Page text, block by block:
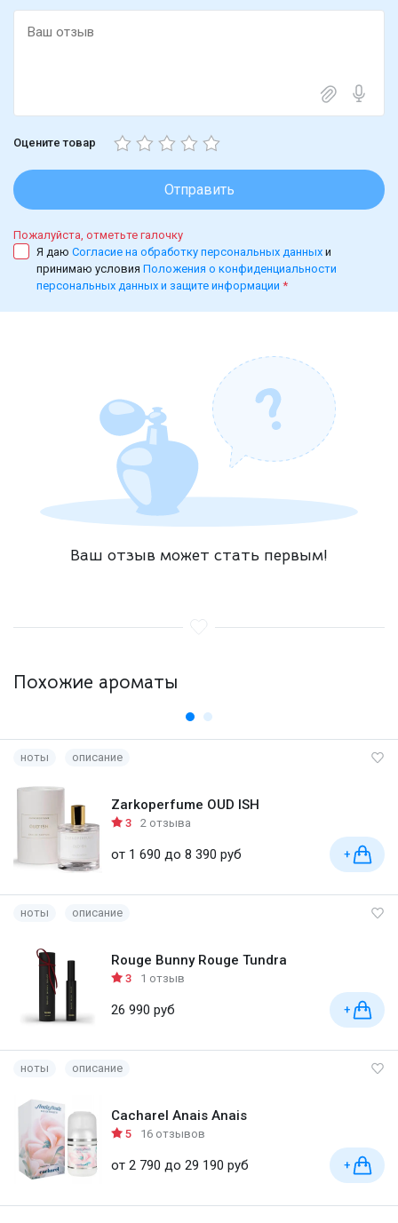
Оцените товар
Отправить
Пожалуйста, отметьте галочку
Я даю Согласие на обработку персональных данных и
принимаю условия Положения о конфиденциальности
персональных данных и защите информации *
Ваш отзыв может стать первым!
Похожие ароматы
ноты описание
Zarkoperfume OUD ISH
3 2 отзыва
от 1 690 до 8 390 руб +
ноты описание
Rouge Bunny Rouge Tundra
3 1 отзыв
26 990 руб +
ноты описание
Cacharel Anais Anais
5 16 отзывов
от 2 790 до 29 190 руб +